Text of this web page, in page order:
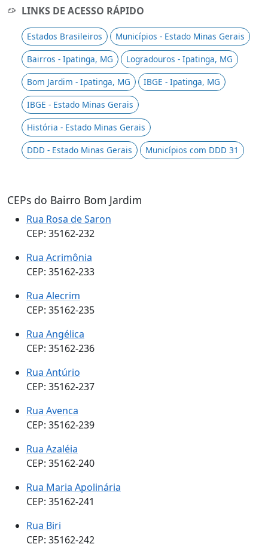
LINKS DE ACESSO RÁPIDO
Estados Brasileiros
Municípios - Estado Minas Gerais
Bairros - Ipatinga, MG
Logradouros - Ipatinga, MG
Bom Jardim - Ipatinga, MG
IBGE - Ipatinga, MG
IBGE - Estado Minas Gerais
História - Estado Minas Gerais
DDD - Estado Minas Gerais
Municípios com DDD 31
CEPs do Bairro Bom Jardim
Rua Rosa de Saron
CEP: 35162-232
Rua Acrimônia
CEP: 35162-233
Rua Alecrim
CEP: 35162-235
Rua Angélica
CEP: 35162-236
Rua Antúrio
CEP: 35162-237
Rua Avenca
CEP: 35162-239
Rua Azaléia
CEP: 35162-240
Rua Maria Apolinária
CEP: 35162-241
Rua Biri
CEP: 35162-242